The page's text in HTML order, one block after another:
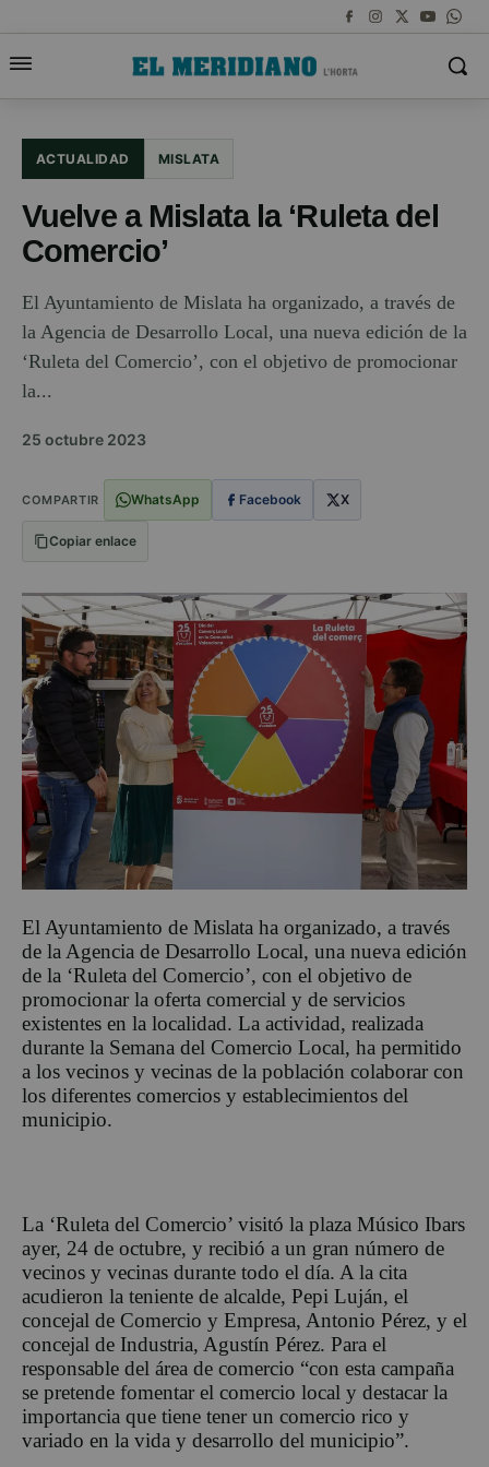
ACTUALIDAD MISLATA
Vuelve a Mislata la ‘Ruleta del
Comercio’
El Ayuntamiento de Mislata ha organizado, a través de
la Agencia de Desarrollo Local, una nueva edición de la
‘Ruleta del Comercio’, con el objetivo de promocionar
la...
25 octubre 2023
COMPARTIR WhatsApp Facebook X
Copiar enlace
El Ayuntamiento de Mislata ha organizado, a través
de la Agencia de Desarrollo Local, una nueva edición
de la ‘Ruleta del Comercio’, con el objetivo de
promocionar la oferta comercial y de servicios
existentes en la localidad. La actividad, realizada
durante la Semana del Comercio Local, ha permitido
a los vecinos y vecinas de la población colaborar con
los diferentes comercios y establecimientos del
municipio.
La ‘Ruleta del Comercio’ visitó la plaza Músico Ibars
ayer, 24 de octubre, y recibió a un gran número de
vecinos y vecinas durante todo el día. A la cita
acudieron la teniente de alcalde, Pepi Luján, el
concejal de Comercio y Empresa, Antonio Pérez, y el
concejal de Industria, Agustín Pérez. Para el
responsable del área de comercio “con esta campaña
se pretende fomentar el comercio local y destacar la
importancia que tiene tener un comercio rico y
variado en la vida y desarrollo del municipio”.